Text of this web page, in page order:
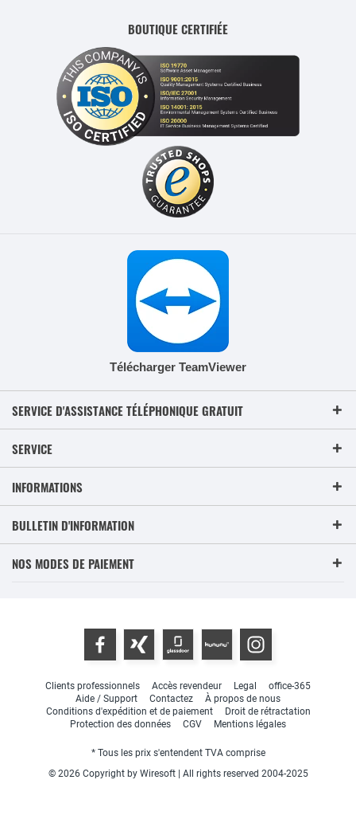
BOUTIQUE CERTIFIÉE
Télécharger TeamViewer
SERVICE D'ASSISTANCE TÉLÉPHONIQUE GRATUIT
SERVICE
INFORMATIONS
BULLETIN D'INFORMATION
NOS MODES DE PAIEMENT
Clients professionnels Accès revendeur Legal
office-365
Aide / Support
Contactez
À propos de nous
Conditions d'expédition et de paiement
Droit de rétractation
Protection des données
CGV Mentions légales
* Tous les prix s'entendent TVA comprise
© 2026 Copyright by Wiresoft | All rights reserved 2004-2025